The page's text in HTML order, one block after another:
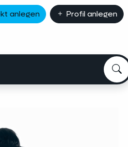
anlegen Profil anlegen